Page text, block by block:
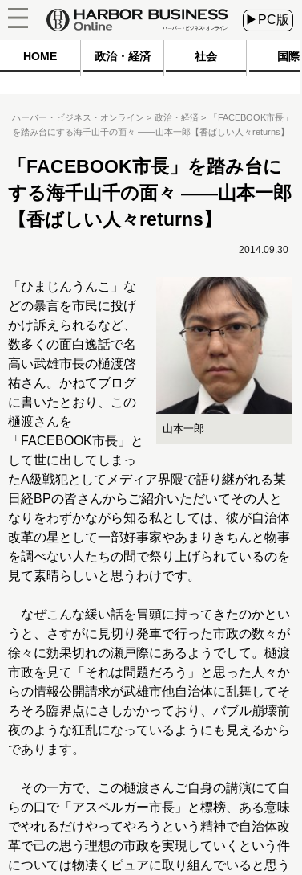
▶PC版
HOME 政治・経済 社会 国際
ハーバー・ビジネス・オンライン 政治・経済
「FACEBOOK市長」
を踏み台にする海千山千の面々 ――山本一郎【香ばしい人々returns】
「FACEBOOK市長」を踏み台に
する海千山千の面々 ――山本一郎
【香ばしい人々returns】
2014.09.30
山本一郎
「ひまじんうんこ」な
どの暴言を市民に投げ
かけ訴えられるなど、
数多くの面白逸話で名
高い武雄市長の樋渡啓
祐さん。かねてブログ
に書いたとおり、この
樋渡さんを
「FACEBOOK市長」と
して世に出してしまっ
たA級戦犯としてメディア界隈で語り継がれる某
日経BPの皆さんからご紹介いただいてその人と
なりをわずかながら知る私としては、彼が自治体
改革の星として一部好事家やあまりきちんと物事
を調べない人たちの間で祭り上げられているのを
見て素晴らしいと思うわけです。
なぜこんな緩い話を冒頭に持ってきたのかとい
うと、さすがに見切り発車で行った市政の数々が
徐々に効果切れの瀬戸際にあるようでして。樋渡
市政を見て「それは問題だろう」と思った人々か
らの情報公開請求が武雄市他自治体に乱舞してそ
ろそろ臨界点にさしかかっており、バブル崩壊前
夜のような狂乱になっているようにも見えるから
であります。
その一方で、この樋渡さんご自身の講演にて自
らの口で「アスペルガー市長」と標榜、ある意味
でやれるだけやってやろうという精神で自治体改
革で己の思う理想の市政を実現していくという件
については物凄くピュアに取り組んでいると思う